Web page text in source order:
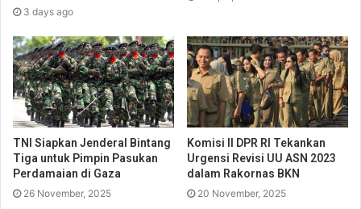
3 days ago
TNI Siapkan Jenderal Bintang
Tiga untuk Pimpin Pasukan
Perdamaian di Gaza
26 November, 2025
Komisi II DPR RI Tekankan
Urgensi Revisi UU ASN 2023
dalam Rakornas BKN
20 November, 2025